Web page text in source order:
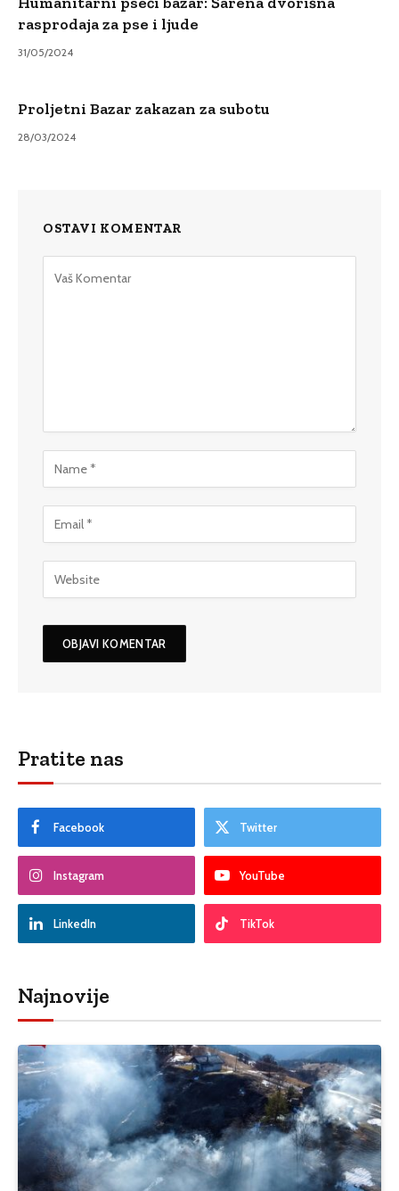
rasprodaja za pse i ljude
31/05/2024
Proljetni Bazar zakazan za subotu
28/03/2024
OSTAVI KOMENTAR
Pratite nas
Facebook Twitter
Instagram YouTube
LinkedIn TikTok
Najnovije